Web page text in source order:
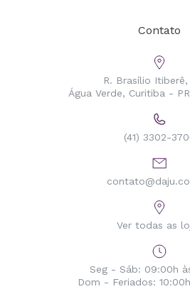
Contato
R. Brasílio
Água Verde, Curitiba -
(41) 3302-
Ver todas as
Seg - Sáb: 09:00h
Dom - Feriados: